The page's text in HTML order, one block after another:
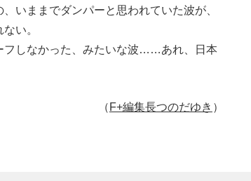
いままでダンパーと思われていた波が、
い。
フしなかった、みたいな波……あれ、日本
（ F+編集長つのだゆき ）